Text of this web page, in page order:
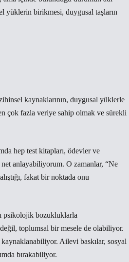
yüklerin birikmesi, duygusal taşların
kaynaklarının, duygusal yüklerle
çok fazla veriye sahip olmak ve sürekli
hep test kitapları, ödevler ve
anlayabiliyorum. O zamanlar, “Ne
fakat bir noktada onu
psikolojik bozukluklarla
toplumsal bir mesele de olabiliyor.
kaynaklanabiliyor. Ailevi baskılar, sosyal
bırakabiliyor.